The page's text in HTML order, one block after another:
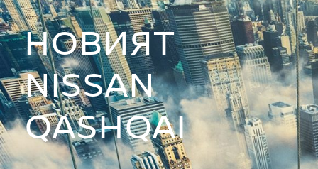
НОВИЯТ
NISSAN
QASHQAI